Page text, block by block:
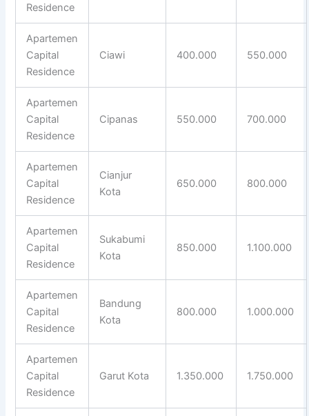
Residence
Apartemen
Capital
Residence
Ciawi 400.000 550.000
Apartemen
Capital
Residence
Cipanas 550.000 700.000
Apartemen
Capital
Residence
Cianjur
Kota
650.000 800.000
Apartemen
Capital
Residence
Sukabumi
Kota
850.000 1.100.000
Apartemen
Capital
Residence
Bandung
Kota
800.000 1.000.000
Apartemen
Capital
Residence
Garut Kota 1.350.000 1.750.000